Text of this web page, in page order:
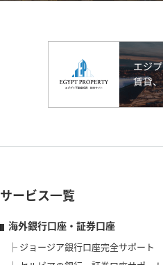
サービス一覧
海外銀行口座・証券口座
ジョージア銀行口座完全サポート